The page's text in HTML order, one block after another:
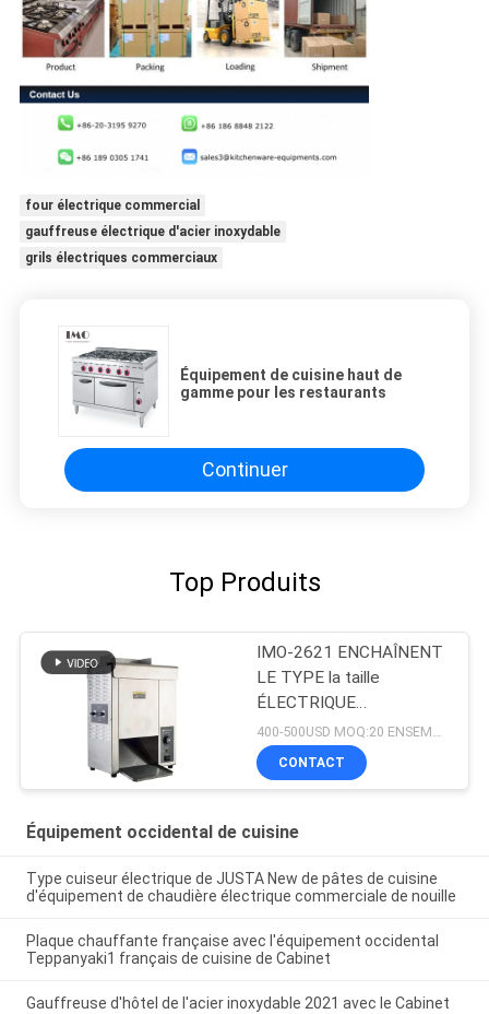
four électrique commercial
gauffreuse électrique d'acier inoxydable
grils électriques commerciaux
Équipement de cuisine haut de
gamme pour les restaurants
Continuer
Top Produits
IMO-2621 ENCHAÎNENT
LE TYPE la taille
ÉLECTRIQUE
420x250x585mm de
GRILLE-PAIN de PETIT
PAIN
400-500USD MOQ:20 ENSEMBLES
CONTACT
Équipement occidental de cuisine
Type cuiseur électrique de JUSTA New de pâtes de cuisine
d'équipement de chaudière électrique commerciale de nouille
Plaque chauffante française avec l'équipement occidental
Teppanyaki1 français de cuisine de Cabinet
Gauffreuse d'hôtel de l'acier inoxydable 2021 avec le Cabinet